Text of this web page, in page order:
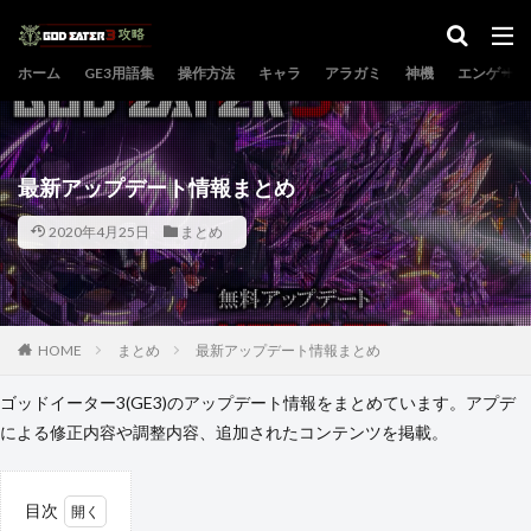
ホーム GE3用語集 操作方法 キャラ アラガミ 神機 エンゲージ
最新アップデート情報まとめ
2020年4月25日 まとめ
HOME まとめ 最新アップデート情報まとめ
ゴッドイーター3(GE3)のアップデート情報をまとめています。アプデ
による修正内容や調整内容、追加されたコンテンツを掲載。
目次
カテゴリー
検索